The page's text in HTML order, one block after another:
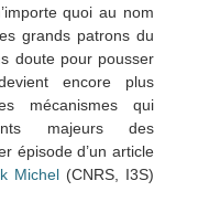
quoi au nom
grands patrons du
doute pour pousser
encore plus
mécanismes qui
majeurs des
épisode d’un article
Michel (CNRS, I3S)